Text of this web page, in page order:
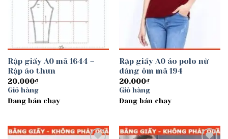
Rập giấy A0 mã 1644 –
Rập áo thun
20.000₫
Giỏ hàng
Đang bán chạy
Rập giấy A0 áo polo nữ
dáng ôm mã 194
20.000₫
Giỏ hàng
Đang bán chạy